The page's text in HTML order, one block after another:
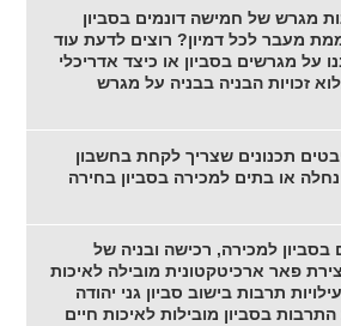
מגרש של חמישה דונמים בסביון
מעבר לכל דמיון? רוצים לדעת עוד
על מגרשים בסביון או כיצד אדריכלי
זכויות הבניה בבניה על מגרש
תכנונים שצריך לקחת בחשבון
או בתים למכירה בסביון בחירה
למכירה, רכישה ובניה של
פאר ארכיטקטונית מובילה לאיכות
תרבות בישוב סביון גני יהודה
בסביון מובילות לאיכות חיים